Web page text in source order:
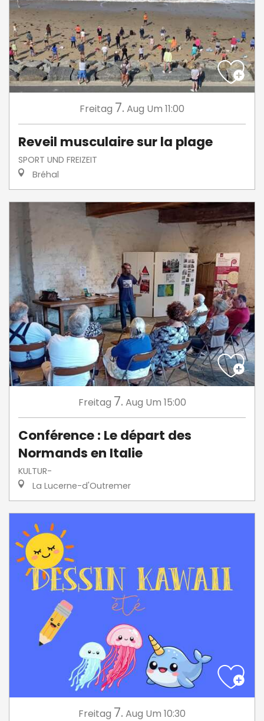
Freitag 7. Aug Um 11:00
Reveil musculaire sur la plage
SPORT UND FREIZEIT
Bréhal
Freitag 7. Aug Um 15:00
Conférence : Le départ des
Normands en Italie
KULTUR-
La Lucerne-d'Outremer
Freitag 7. Aug Um 10:30